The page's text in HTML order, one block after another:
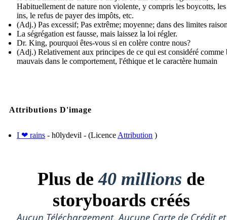
Habituellement de nature non violente, y compris les boycotts,
ins, le refus de payer des impôts, etc.
(Adj.) Pas excessif; Pas extrême; moyenne; dans des limites
La ségrégation est fausse, mais laissez la loi régler.
Dr. King, pourquoi êtes-vous si en colère contre nous?
(Adj.) Relativement aux principes de ce qui est considéré comme
mauvais dans le comportement, l'éthique et le caractère humain
Attributions D'image
I ❤ rains - h0lydevil - (Licence Attribution )
Plus de40 millions de
storyboards créés
Aucun Téléchargement, Aucune Carte de Crédit et